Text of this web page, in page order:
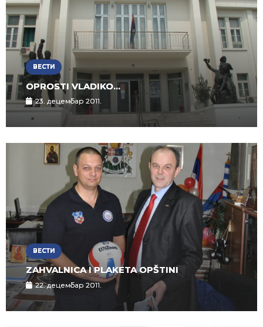
ВЕСТИ
OPROSTI VLADIKO…
23. децембар 2011.
ВЕСТИ
ZAHVALNICA I PLAKETA OPŠTINI
22. децембар 2011.